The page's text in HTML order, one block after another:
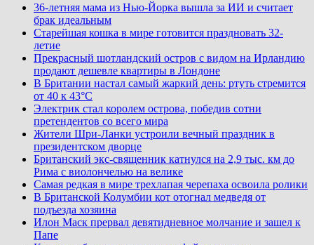
36-летняя мама из Нью-Йорка вышла за ИИ и считает
брак идеальным
Старейшая кошка в мире готовится праздновать 32-
летие
Прекрасный шотландский остров с видом на Ирландию
продают дешевле квартиры в Лондоне
В Британии настал самый жаркий день: ртуть стремится
от 40 к 43°C
Электрик стал королем острова, победив сотни
претендентов со всего мира
Жители Шри-Ланки устроили вечный праздник в
президентском дворце
Британский экс-священник катнулся на 2,9 тыс. км до
Рима с виолончелью на велике
Самая редкая в мире трехлапая черепаха освоила ролики
В Британской Колумбии кот отогнал медведя от
подъезда хозяина
Илон Маск прервал девятидневное молчание и зашел к
Папе